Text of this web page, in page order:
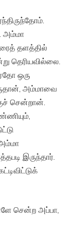
அம்மா
தளத்தில்
தெரியவில்லை.
ஒரு
அம்மாவை
சென்றான்.
இருந்தார்.
சென்ற அப்பா,